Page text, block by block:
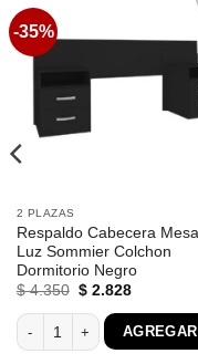
-35%
2 PLAZAS
Respaldo Cabecera
Luz Sommier Colchon
Dormitorio Negro
$4.350 El
original
era:
$ 4.350.
$2.828El
actual
es:
$ 2.828.
Respaldo Cabecera Mesas
AGREGAR
De Luz 1 Cajon cantidad